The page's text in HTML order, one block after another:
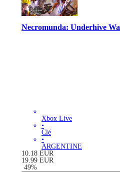
Necromunda: Underhive
Xbox Live
•
Clé
•
ARGENTINE
10.18 EUR
19.99 EUR
-49%